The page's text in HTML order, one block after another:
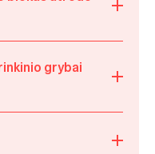
grybai